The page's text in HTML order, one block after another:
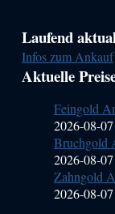
Haupt-
Sidebar
(Primary)
Laufend
Infos zum Ankauf
Aktuelle
Feingold
2026-08-
Bruchgold
2026-08-
Zahngold
2026-08-